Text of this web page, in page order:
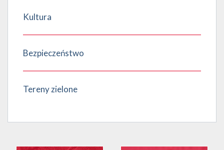
Kultura
Bezpieczeństwo
Tereny zielone